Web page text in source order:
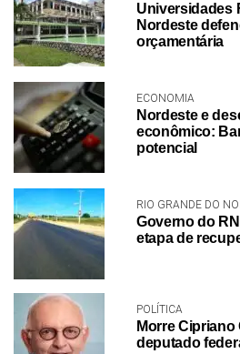
Universidades
Nordeste
orçamentária
ECONOMIA
Nordeste e
econômico:
potencial
RIO GRANDE DO
Governo do
etapa de
POLÍTICA
Morre Cipriano
deputado